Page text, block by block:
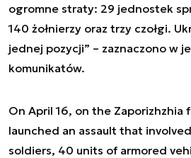
ogromne straty: 29 jednostek
140 żołnierzy oraz trzy czołgi.
jednej pozycji” – zaznaczono w
komunikatów.
On April 16, on the Zaporizhzhia
launched an assault that
soldiers, 40 units of armored